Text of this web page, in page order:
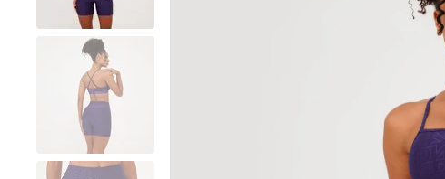
Macaquinho
Ultimate Rosa
Challenge Azul